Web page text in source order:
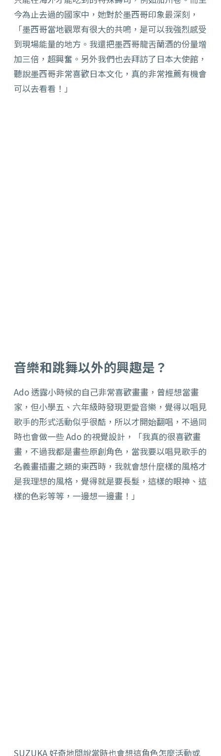
今為止去過的國家中，她對於墨西哥印象最深刻，
「墨西哥當地觀眾有很大的共鳴，是可以我強烈感受
到現場能量的地方。我還把墨西哥龍舌蘭酒的份量增
加三倍，超興奮。另外我們也去拜訪了日本大使館，
聽說墨西哥非常喜歡日本文化，真的非常推薦有機會
可以去看看！」
音樂和跳舞以外的興趣是？
Ado 透露小時候的自己非常喜歡畫畫，曾經想當畫
家，但小學五、六年級時發現更愛音樂，覺得以唱見
歌手的形式活動似乎很酷，所以才開始翻唱，不過同
時也會做一些 Ado 的視覺設計，「我真的很喜歡畫
畫，不過我都是畫些原創角色，當我要以唱見歌手的
名義畫插畫之類的東西時，我就會想什麼樣的風格才
是我理想的風格，覺得就是要長髮，這樣的眼神、這
樣的色彩等等，一邊想一邊畫！」
SUZUKA 好奇地問說當時也會想這角色怎麼活動或